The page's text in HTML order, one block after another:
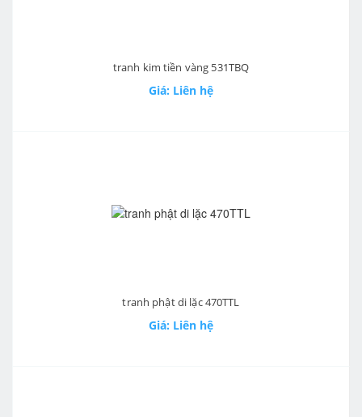
tranh kim tiền vàng 531TBQ
Giá: Liên hệ
tranh phật di lặc 470TTL
Giá: Liên hệ